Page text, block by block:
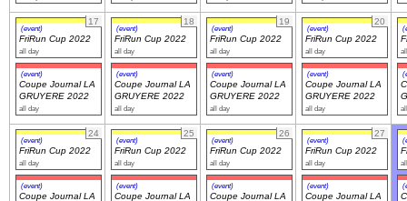
17
(event)
FriRun Cup 2022
all day
(event)
Coupe Journal LA
GRUYERE 2022
all day
18
(event)
FriRun Cup 2022
all day
(event)
Coupe Journal LA
GRUYERE 2022
all day
19
(event)
FriRun Cup 2022
all day
(event)
Coupe Journal LA
GRUYERE 2022
all day
20
(event)
FriRun Cup 2022
all day
(event)
Coupe Journal LA
GRUYERE 2022
all day
24
(event)
FriRun Cup 2022
all day
(event)
Coupe Journal LA
25
(event)
FriRun Cup 2022
all day
(event)
Coupe Journal LA
26
(event)
FriRun Cup 2022
all day
(event)
Coupe Journal LA
27
(event)
FriRun Cup 2022
all day
(event)
Coupe Journal LA